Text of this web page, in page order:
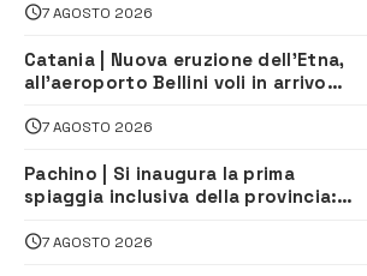
7 AGOSTO 2026
Catania | Nuova eruzione dell’Etna,
all’aeroporto Bellini voli in arrivo
7 AGOSTO 2026
Pachino | Si inaugura la prima
spiaggia inclusiva della provincia:
tutti
7 AGOSTO 2026